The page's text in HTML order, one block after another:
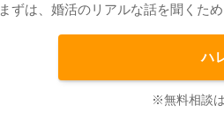
まずは、婚活のリアルな話を聞くため
ハ
※無料相談